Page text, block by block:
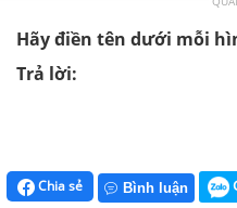
Hãy điền tên dưới mỗi
Trả lời:
Chia sẻ Bình luận